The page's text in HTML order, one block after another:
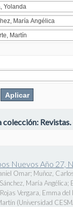
colección: Revistas.
Nuevos Año 27,
Omar; Muñoz,
María Angélica;
Rojas Vergara, Emma del
(Universidad